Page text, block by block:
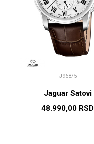
J968/5
Jaguar Satovi
48.990,00 RSD